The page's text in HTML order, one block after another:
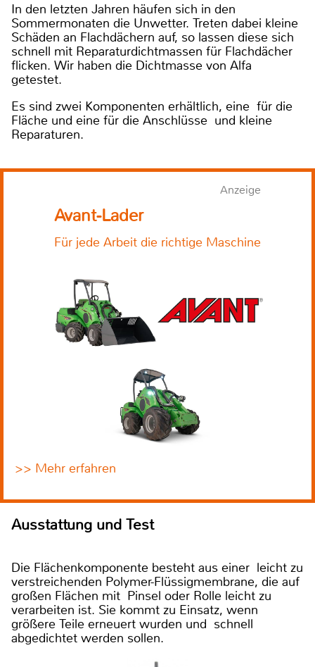
In den letzten Jahren häufen sich in den
Sommermonaten die Unwetter. Treten dabei kleine
Schäden an Flachdächern auf, so lassen diese sich
schnell mit Reparaturdichtmassen für Flachdächer
flicken. Wir haben die Dichtmasse von Alfa
getestet.
Es sind zwei Komponenten erhältlich, eine für die
Fläche und eine für die Anschlüsse und kleine
Reparaturen.
Anzeige
Avant-Lader
Für jede Arbeit die richtige Maschine
>> Mehr erfahren
Ausstattung und Test
Die Flächenkomponente besteht aus einer leicht zu
verstreichenden Polymer-Flüssigmembrane, die auf
großen Flächen mit Pinsel oder Rolle leicht zu
verarbeiten ist. Sie kommt zu Einsatz, wenn
größere Teile erneuert wurden und schnell
abgedichtet werden sollen.